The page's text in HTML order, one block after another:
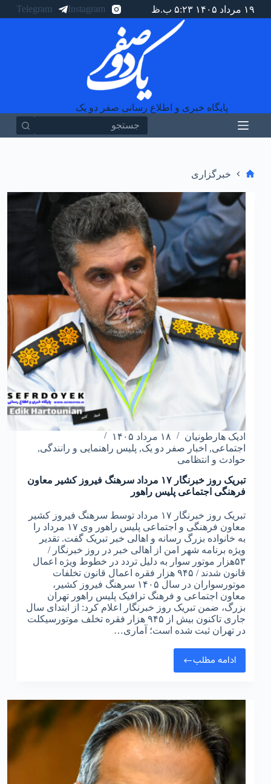
ا
۱۹ مرداد ۱۴۰۵ ۵:۲۳ ب.ظ Instagram
Telegram
پایگاه خبری و اطلاع رسانی صفر دو یک
نتیجه
خانهخبرگزاری
ادیک هارطونیان
۱۸ مرداد ۱۴۰۵
اجتماعی, اخبار صفر دو یک, پلیس راهنمایی و رانندگی,
حوادث و انتظامی
تبریک روز خبرنگار ۱۷ مرداد سرهنگ فیروز کشیر معاون
فرهنگی اجتماعی پلیس راهور
تبریک روز خبرنگار ۱۷ مرداد توسط سرهنگ فیروز کشیر
معاون فرهنگی و اجتماعی پلیس راهور وی ۱۷ مرداد را
به خانواده بزرگ رسانه و اهالی خبر تبریک گفت. تقدیر
ویژه برنامه شهر امن از اهالی خبر در روز خبرنگار /
۵۳هزار موتور سوار به دلیل تردد در خطوط ویژه اعمال
قانون شدند / ۹۴۵ هزار فقره اعمال قانون تخلفات
موتورسواران در سال ۱۴۰۵ سرهنگ فیروز کشیر،
معاون اجتماعی و فرهنگ ترافیک پلیس راهور تهران
بزرگ، ضمن تبریک روز خبرنگار اعلام کرد: از ابتدای سال
جاری تاکنون بیش از ۹۴۵ هزار فقره تخلف موتورسیکلت
در تهران ثبت شده است؛ آماری…
ادامه مطلب
تبریک
۱۷
مرداد
سرهنگ
فیروز
کشیر